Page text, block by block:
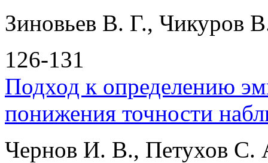
Зиновьев В. Г., Чикуров
126-131
Подход к определению
понижения точности
Чернов И. В., Петухов С.